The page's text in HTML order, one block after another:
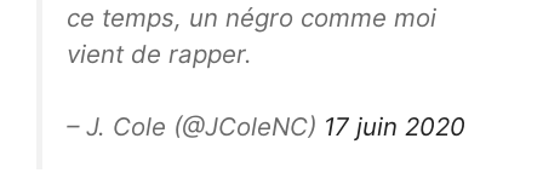
ce temps, un négro comme moi
vient de rapper.
– J. Cole (@JColeNC) 17 juin 2020